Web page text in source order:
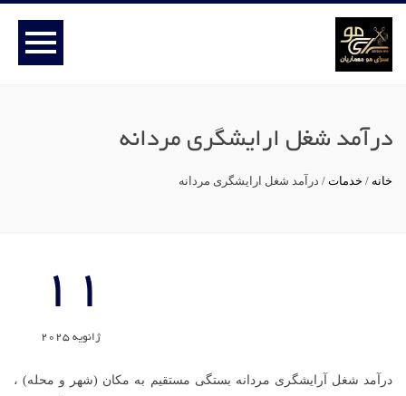
درآمد شغل ارایشگری مردانه
خانه / خدمات / درآمد شغل ارایشگری مردانه
11
ژانویه 2025
درآمد شغل آرایشگری مردانه بستگی مستقیم به مکان (شهر و محله) ،